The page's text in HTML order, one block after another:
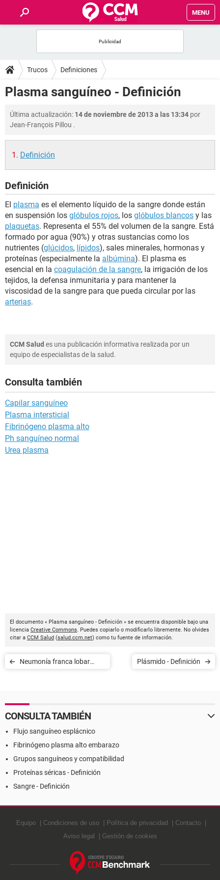
MENU
FOROS
SALUD
FAMILIA
NUTRICIÓN
SEXUALIDAD
GLOSARIO
Trucos Definiciones
Plasma sanguíneo - Definición
Última actualización: 14 de noviembre de 2013 a las 13:34 por
Jean-François Pillou .
Definición
Definición
El plasma es el elemento líquido de la sangre donde están
en suspensión los glóbulos rojos, los glóbulos blancos y las
plaquetas. Representa el 55% del volumen de la sangre. Está
formado por agua (90%) y otras sustancias como los
nutrientes (glúcidos, lípidos), sales minerales, hormonas y
proteínas (especialmente la albúmina). El plasma es
esencial en la coagulación de la sangre, la irrigación de los
tejidos, la defensa inmunitaria y para mantener la
viscosidad de la sangre para que pueda circular por las
arterias.
CCM Salud es una publicación informativa realizada por un
equipo de especialistas de la salud.
Consulta también
Capilar sanguíneo
Plasma intersticial
Fibrinógeno plasma alto
Ph sanguíneo normal
Urea plasma
El documento « Plasma sanguíneo - Definición » se encuentra disponible bajo una
licencia Creative Commons. Puedes copiarlo o modificarlo libremente. No olvides
citar a CCM Salud (salud.ccm.net) como tu fuente de información.
Neumonía franca lobar
Plásmido - Definición
CONSULTA TAMBIÉN
Flujo sanguíneo esplácnico
Fibrinógeno plasma alto embarazo
Grupos sanguíneos y compatibilidad
Proteínas séricas - Definición
Sangre - Definición
Equipo Condiciones de uso Política de privacidad
Contacto
Aviso legal
Gestión de cookies